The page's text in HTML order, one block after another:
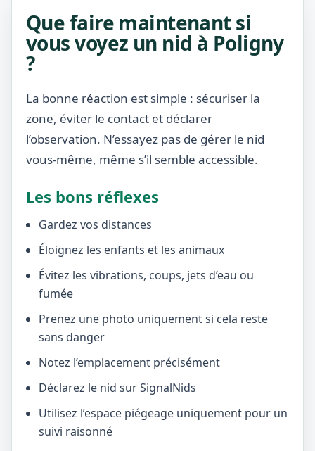
Que faire maintenant si
vous voyez un nid à Poligny
?
La bonne réaction est simple : sécuriser la
zone, éviter le contact et déclarer
l’observation. N’essayez pas de gérer le nid
vous-même, même s’il semble accessible.
Les bons réflexes
Gardez vos distances
Éloignez les enfants et les animaux
Évitez les vibrations, coups, jets d’eau ou
fumée
Prenez une photo uniquement si cela reste
sans danger
Notez l’emplacement précisément
Déclarez le nid sur SignalNids
Utilisez l’espace piégeage uniquement pour un
suivi raisonné